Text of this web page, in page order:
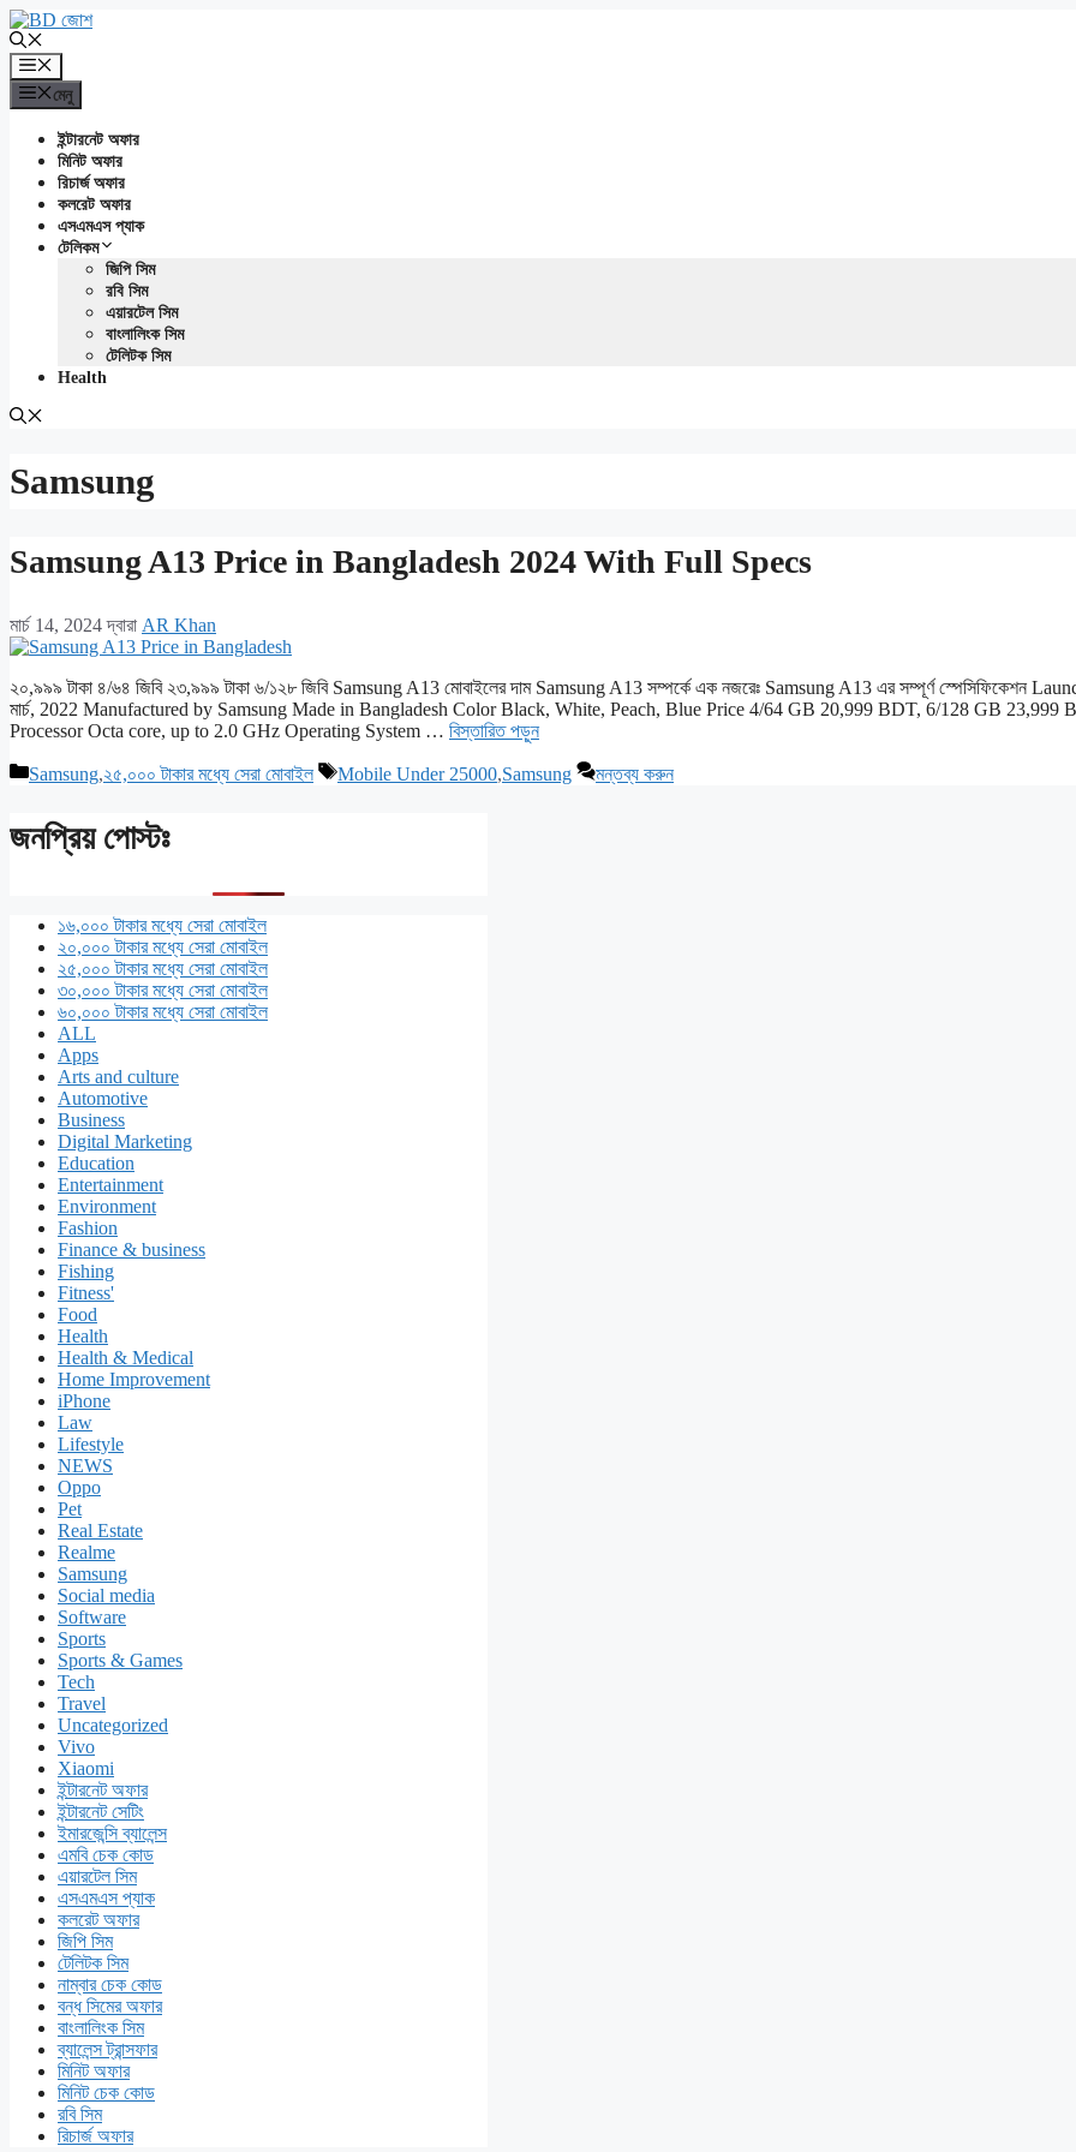
এড়িেয়
লেখায়
যান
মেনু
ইন্টারনেট অফার
মিনিট অফার
রিচার্জ অফার
কলরেট অফার
এসএমএস প্যাক
টেলিকম
জিপি সিম
রবি সিম
এয়ারটেল সিম
বাংলালিংক সিম
টেলিটক সিম
Health
Samsung
Samsung A13 Price in Bangladesh 2024 With Full Specs
মার্চ 14, 2024 দ্বারা AR Khan
২০,৯৯৯ টাকা ৪/৬৪ জিবি ২৩,৯৯৯ টাকা ৬/১২৮ জিবি Samsung A13 মোবাইলের দাম Samsung A13 সম্পর্কে এক নজরেঃ Samsung A13 এর সম্পূর্ণ স্পেসিফিকেশন
মার্চ, 2022 Manufactured by Samsung Made in Bangladesh Color Black, White, Peach, Blue Price 4/64 GB 20,999 BDT, 6/128 GB 23,999
Processor Octa core, up to 2.0 GHz Operating System … বিস্তারিত পড়ুন
বিভাগ
Samsung,২৫,০০০ টাকার মধ্যে সেরা মোবাইল
ট্যাগ
Mobile Under 25000,Samsung মন্তব্য করুন
জনপ্রিয় পোস্টঃ
১৬,০০০ টাকার মধ্যে সেরা মোবাইল
২০,০০০ টাকার মধ্যে সেরা মোবাইল
২৫,০০০ টাকার মধ্যে সেরা মোবাইল
৩০,০০০ টাকার মধ্যে সেরা মোবাইল
৬০,০০০ টাকার মধ্যে সেরা মোবাইল
ALL
Apps
Arts and culture
Automotive
Business
Digital Marketing
Education
Entertainment
Environment
Fashion
Finance & business
Fishing
Fitness'
Food
Health
Health & Medical
Home Improvement
iPhone
Law
Lifestyle
NEWS
Oppo
Pet
Real Estate
Realme
Samsung
Social media
Software
Sports
Sports & Games
Tech
Travel
Uncategorized
Vivo
Xiaomi
ইন্টারনেট অফার
ইন্টারনেট সেটিং
ইমারজেন্সি ব্যালেন্স
এমবি চেক কোড
এয়ারটেল সিম
এসএমএস প্যাক
কলরেট অফার
জিপি সিম
টেলিটক সিম
নাম্বার চেক কোড
বন্ধ সিমের অফার
বাংলালিংক সিম
ব্যালেন্স ট্রান্সফার
মিনিট অফার
মিনিট চেক কোড
রবি সিম
রিচার্জ অফার